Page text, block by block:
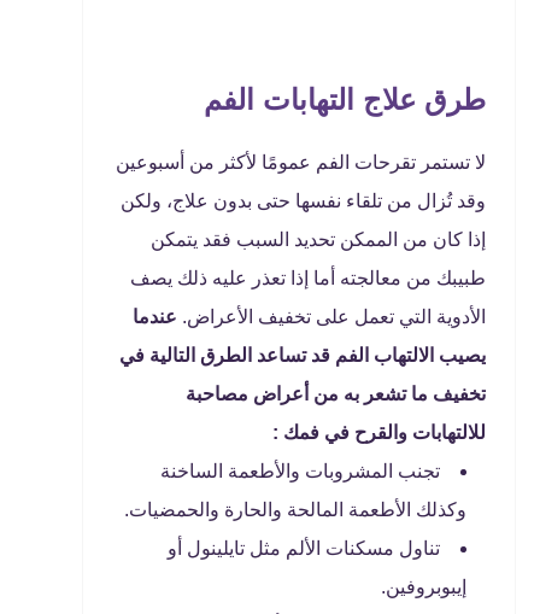
طرق علاج التهابات الفم
لا تستمر تقرحات الفم عمومًا لأكثر من أسبوعين
وقد تُزال من تلقاء نفسها حتى بدون علاج، ولكن
إذا كان من الممكن تحديد السبب فقد يتمكن
طبيبك من معالجته أما إذا تعذر عليه ذلك يصف
الأدوية التي تعمل على تخفيف الأعراض. عندما
يصيب الالتهاب الفم قد تساعد الطرق التالية في
تخفيف ما تشعر به من أعراض مصاحبة
للالتهابات والقرح في فمك :
تجنب المشروبات والأطعمة الساخنة
وكذلك الأطعمة المالحة والحارة والحمضيات.
تناول مسكنات الألم مثل تايلينول أو
إيبوبروفين.